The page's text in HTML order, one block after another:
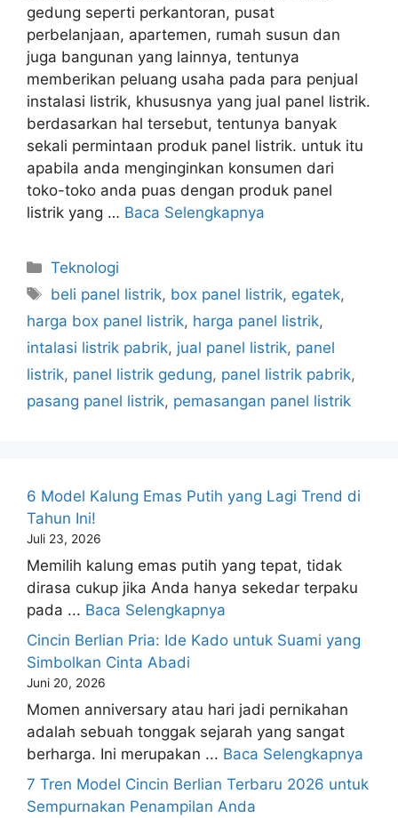
gedung seperti perkantoran, pusat
perbelanjaan, apartemen, rumah susun dan
juga bangunan yang lainnya, tentunya
memberikan peluang usaha pada para penjual
instalasi listrik, khususnya yang jual panel listrik.
berdasarkan hal tersebut, tentunya banyak
sekali permintaan produk panel listrik. untuk itu
apabila anda menginginkan konsumen dari
toko-toko anda puas dengan produk panel
listrik yang … Baca Selengkapnya
Kategori
Teknologi
Tag
beli panel listrik, box panel listrik, egatek,
harga box panel listrik, harga panel listrik,
intalasi listrik pabrik, jual panel listrik, panel
listrik, panel listrik gedung, panel listrik pabrik,
pasang panel listrik, pemasangan panel listrik
6 Model Kalung Emas Putih yang Lagi Trend di
Tahun Ini!
Juli 23, 2026
Memilih kalung emas putih yang tepat, tidak
dirasa cukup jika Anda hanya sekedar terpaku
pada ... Baca Selengkapnya
Cincin Berlian Pria: Ide Kado untuk Suami yang
Simbolkan Cinta Abadi
Juni 20, 2026
Momen anniversary atau hari jadi pernikahan
adalah sebuah tonggak sejarah yang sangat
berharga. Ini merupakan ... Baca Selengkapnya
7 Tren Model Cincin Berlian Terbaru 2026 untuk
Sempurnakan Penampilan Anda